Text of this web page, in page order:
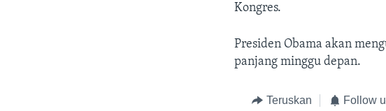
Kongres.
Presiden Obama akan
panjang minggu depan.
Teruskan Follow